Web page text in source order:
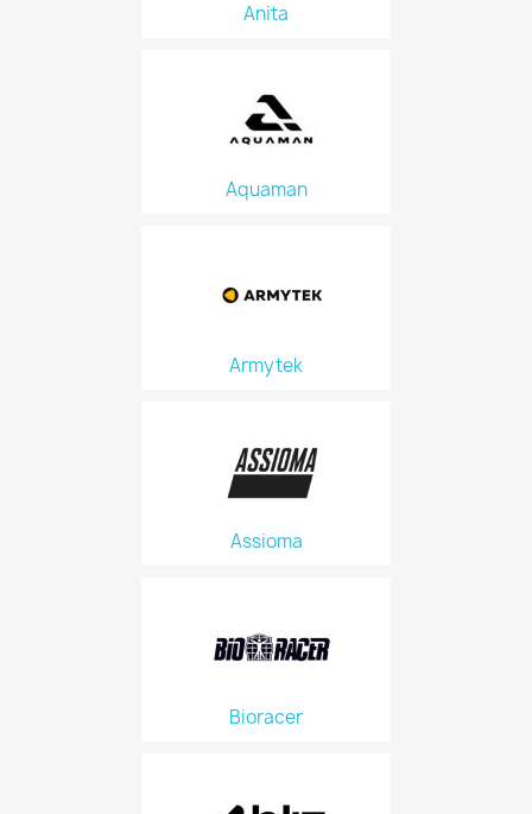
Anita
Aquaman
Armytek
Assioma
Bioracer